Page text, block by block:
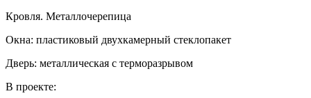
Кровля. Металлочерепица
Окна: пластиковый двухкамерный стеклопакет
Дверь: металлическая с терморазрывом
В проекте: